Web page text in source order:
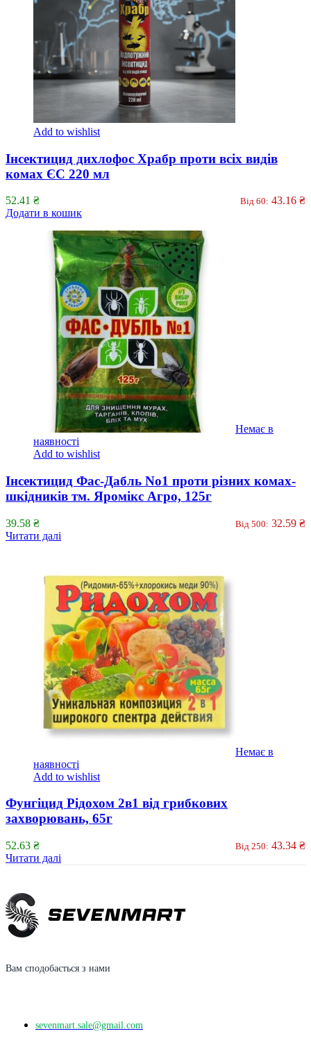
Add to wishlist
Інсектицид дихлофос Храбр проти всіх видів
комах ЄС 220 мл
52.41 ₴ Від 60: 43.16 ₴
Додати в кошик
Немає в
наявності
Add to wishlist
Інсектицид Фас-Дабль No1 проти різних комах-
шкідників тм. Яромікс Агро, 125г
39.58 ₴ Від 500: 32.59 ₴
Читати далі
Немає в
наявності
Add to wishlist
Фунгіцид Рідохом 2в1 від грибкових
захворювань, 65г
52.63 ₴ Від 250: 43.34 ₴
Читати далі
Вам сподобається з нами
sevenmart.sale@gmail.com